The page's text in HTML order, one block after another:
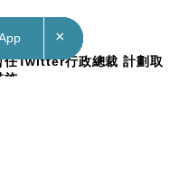
任Twitter行政總裁 計劃取
施
×
×
×